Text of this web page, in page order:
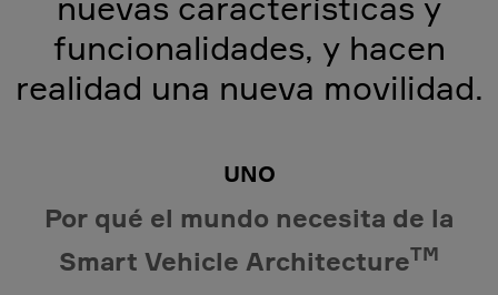
funcionalidades, y hacen
realidad una nueva movilidad.
UNO
Por qué el mundo necesita de la
Smart Vehicle ArchitectureTM